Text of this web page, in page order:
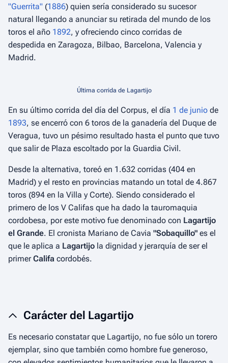
"Guerrita" (1886) quien sería considerado su sucesor
natural llegando a anunciar su retirada del mundo de los
toros el año 1892, y ofreciendo cinco corridas de
despedida en Zaragoza, Bilbao, Barcelona, Valencia y
Madrid.
Última corrida de Lagartijo
En su último corrida del día del Corpus, el día 1 de junio de
1893, se encerró con 6 toros de la ganadería del Duque de
Veragua, tuvo un pésimo resultado hasta el punto que tuvo
que salir de Plaza escoltado por la Guardia Civil.
Desde la alternativa, toreó en 1.632 corridas (404 en
Madrid) y el resto en provincias matando un total de 4.867
toros (894 en la Villa y Corte). Siendo considerado el
primero de los V Califas que ha dado la tauromaquia
cordobesa, por este motivo fue denominado con Lagartijo
el Grande. El cronista Mariano de Cavia "Sobaquillo" es el
que le aplica a Lagartijo la dignidad y jerarquía de ser el
primerCalifa cordobés.
Carácter del Lagartijo
Es necesario constatar que Lagartijo, no fue sólo un torero
ejemplar, sino que también como hombre fue generoso,